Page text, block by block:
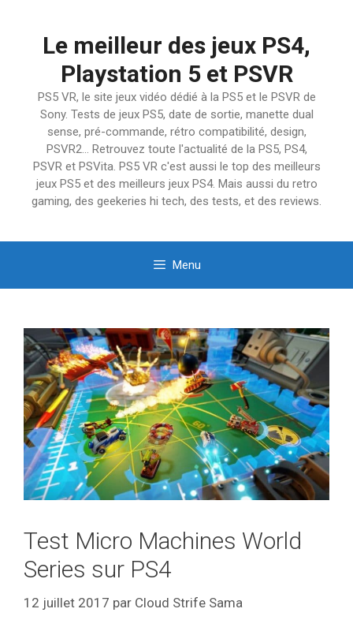
Le meilleur des jeux PS4,
Playstation 5 et PSVR
PS5 VR, le site jeux vidéo dédié à la PS5 et le PSVR de
Sony. Tests de jeux PS5, date de sortie, manette dual
sense, pré-commande, rétro compatibilité, design,
PSVR2… Retrouvez toute l'actualité de la PS5, PS4,
PSVR et PSVita. PS5 VR c'est aussi le top des meilleurs
jeux PS5 et des meilleurs jeux PS4. Mais aussi du retro
gaming, des geekeries hi tech, des tests, et des reviews.
Menu
Test Micro Machines World
Series sur PS4
12 juillet 2017 par Cloud Strife Sama